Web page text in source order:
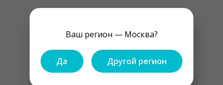
Ваш регион — Москва?
Да Другой регион